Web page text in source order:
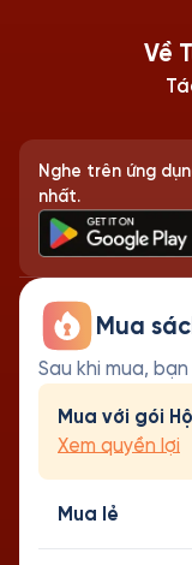
Về
Nghe trên ứng
nhất.
Mua
Sau khi mua,
Mua với gói
Xem quyền lợi
Mua lẻ